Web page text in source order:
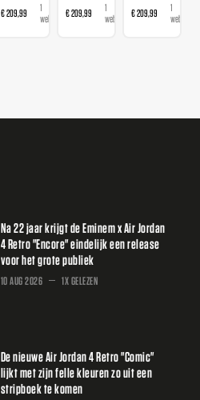
€ 209,99
1
webshop
€ 209,99
1
webshop
€ 209,99
1
webshop
Na 22 jaar krijgt de Eminem x Air Jordan
4 Retro "Encore" eindelijk een release
voor het grote publiek
10 AUG 2026 1X GELEZEN
De nieuwe Air Jordan 4 Retro "Comic"
lijkt met zijn felle kleuren zo uit een
stripboek te komen